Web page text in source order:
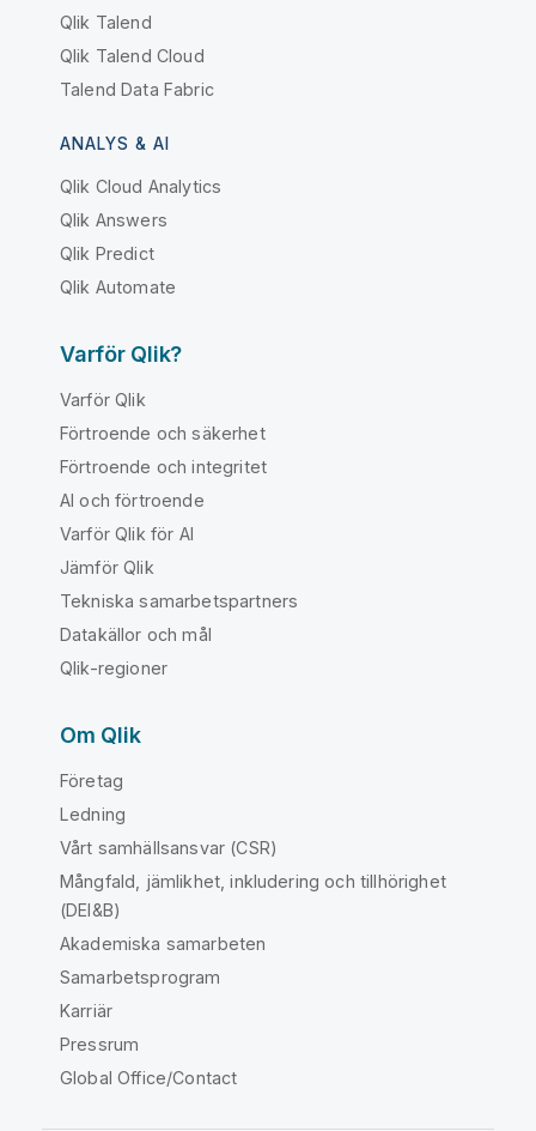
Qlik Talend
Qlik Talend Cloud
Talend Data Fabric
ANALYS & AI
Qlik Cloud Analytics
Qlik Answers
Qlik Predict
Qlik Automate
Varför Qlik?
Varför Qlik
Förtroende och säkerhet
Förtroende och integritet
AI och förtroende
Varför Qlik för AI
Jämför Qlik
Tekniska samarbetspartners
Datakällor och mål
Qlik-regioner
Om Qlik
Företag
Ledning
Vårt samhällsansvar (CSR)
Mångfald, jämlikhet, inkludering och tillhörighet
(DEI&B)
Akademiska samarbeten
Samarbetsprogram
Karriär
Pressrum
Global Office/Contact